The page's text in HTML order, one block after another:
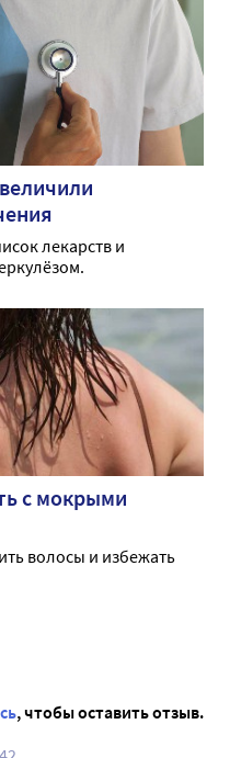
лекарств и
с мокрыми
волосы и избежать
, чтобы оставить отзыв.